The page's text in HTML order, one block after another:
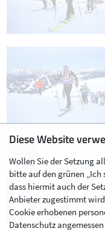
Diese Website
Wollen Sie der Setzung
bitte auf den grünen
dass hiermit auch der
Anbieter zugestimmt
Cookie erhobenen
Datenschutz